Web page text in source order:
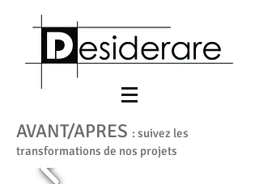
AVANT/APRES : suivez les
transformations de nos projets